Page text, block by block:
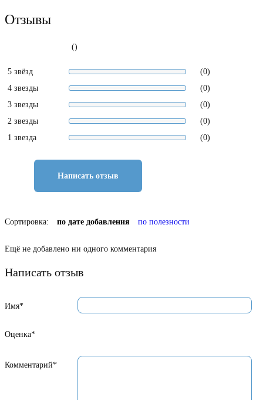
Отзывы
()
5 звёзд
(0)
4 звезды
(0)
3 звезды
(0)
2 звезды
(0)
1 звезда
(0)
Написать отзыв
Сортировка: по дате добавления по полезности
Ещё не добавлено ни одного комментария
Написать отзыв
Имя*
Оценка*
Комментарий*